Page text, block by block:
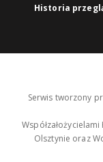
Historia
Serwis tworzony
Olsztynie oraz